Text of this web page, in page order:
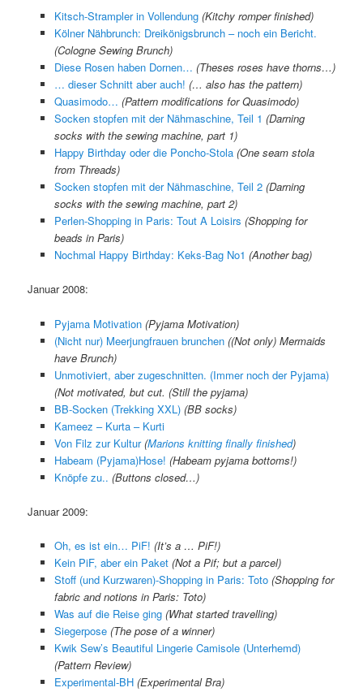
Kitsch-Strampler in Vollendung (Kitchy romper finished)
Kölner Nähbrunch: Dreikönigsbrunch – noch ein Bericht.
(Cologne Sewing Brunch)
Diese Rosen haben Dornen… (Theses roses have thorns…)
… dieser Schnitt aber auch! (… also has the pattern)
Quasimodo… (Pattern modifications for Quasimodo)
Socken stopfen mit der Nähmaschine, Teil 1 (Darning
socks with the sewing machine, part 1)
Happy Birthday oder die Poncho-Stola (One seam stola
from Threads)
Socken stopfen mit der Nähmaschine, Teil 2 (Darning
socks with the sewing machine, part 2)
Perlen-Shopping in Paris: Tout A Loisirs (Shopping for
beads in Paris)
Nochmal Happy Birthday: Keks-Bag No1 (Another bag)
Januar 2008:
Pyjama Motivation (Pyjama Motivation)
(Nicht nur) Meerjungfrauen brunchen ((Not only) Mermaids
have Brunch)
Unmotiviert, aber zugeschnitten. (Immer noch der Pyjama)
(Not motivated, but cut. (Still the pyjama)
BB-Socken (Trekking XXL) (BB socks)
Kameez – Kurta – Kurti
Von Filz zur Kultur (Marions knitting finally finished)
Habeam (Pyjama)Hose! (Habeam pyjama bottoms!)
Knöpfe zu.. (Buttons closed…)
Januar 2009:
Oh, es ist ein… PiF! (It’s a … PiF!)
Kein PiF, aber ein Paket (Not a Pif; but a parcel)
Stoff (und Kurzwaren)-Shopping in Paris: Toto (Shopping for
fabric and notions in Paris: Toto)
Was auf die Reise ging (What started travelling)
Siegerpose (The pose of a winner)
Kwik Sew’s Beautiful Lingerie Camisole (Unterhemd)
(Pattern Review)
Experimental-BH (Experimental Bra)